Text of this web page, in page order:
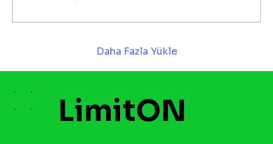
Daha Fazla Yükle
LimitON